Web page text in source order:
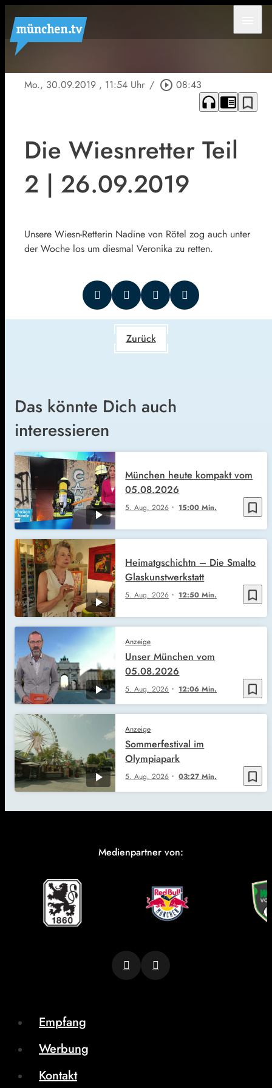
Mo., 30.09.2019 , 11:54 Uhr / play_circle_outline 08:43
headphones chrome_reader_mode bookmark_border
Die Wiesnretter Teil
2 | 26.09.2019
Unsere Wiesn-Retterin Nadine von Rötel zog auch unter
der Woche los um diesmal Veronika zu retten.
Zurück
Das könnte Dich auch
interessieren
bookmark_border
5. Aug. 2026 15:00 Min.
München heute kompakt vom
05.08.2026
bookmark_border
5. Aug. 2026 12:50 Min.
Heimatgschichtn – Die Smalto
Glaskunstwerkstatt
bookmark_border
Anzeige
5. Aug. 2026 12:06 Min.
Unser München vom
05.08.2026
bookmark_border
Anzeige
5. Aug. 2026 03:27 Min.
Sommerfestival im
Olympiapark
Medienpartner von:
Empfang
Werbung
Kontakt